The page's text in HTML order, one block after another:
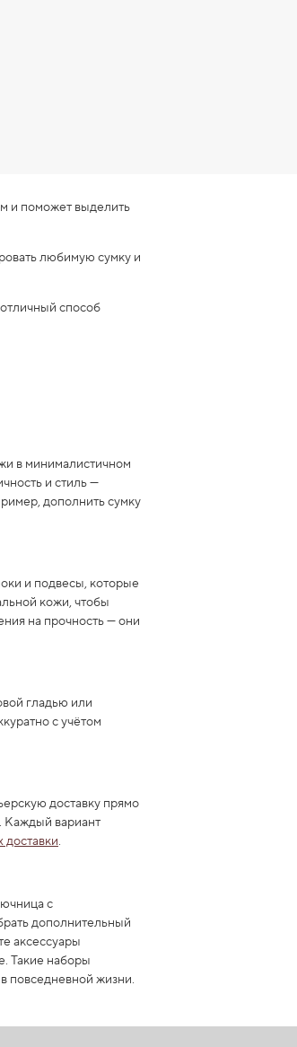
и поможет выделить
любимую сумку и
способ
в минималистичном
и стиль —
дополнить сумку
и подвесы, которые
кожи, чтобы
на прочность — они
гладью или
с учётом
доставку прямо
Каждый вариант
.
с
дополнительный
аксессуары
Такие наборы
повседневной жизни.